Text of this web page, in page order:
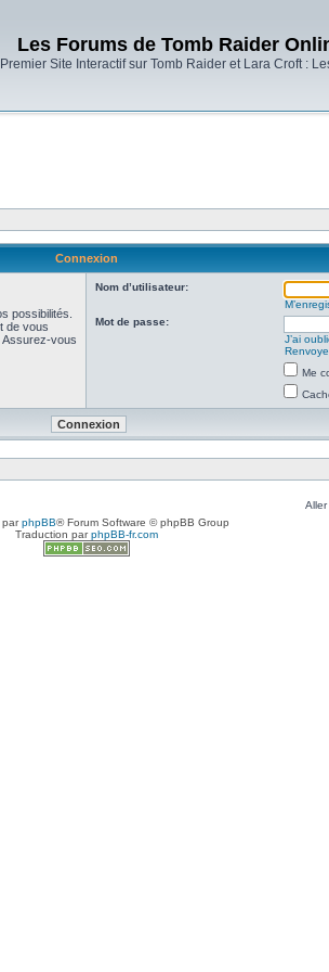
Les Forums de Tomb Raider
Site Interactif sur Tomb Raider et Lara Croft :
Connexion
possibilités.
de vous
Assurez-vous
Nom d’utilisateur:
Mot de passe:
J’ai
Me
parphpBB® Forum Software © phpBB Group
Traduction parphpBB-fr.com